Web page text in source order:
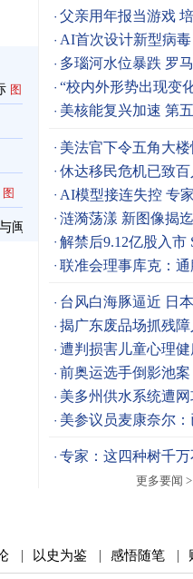
图
图
闽
父亲用年报当游戏
AI首次设计新型病
多瑙河水位暴跌 罗
“校内外形势出现变
美核能复兴加速 第
美法官下令五角大
休达移民危机已致
AI模型接连失控 专
涟漪荡漾 新图像揭
解禁后9.12亿股入市
联准会理事库克：
台风白海豚逼近 日
揭广东废品场抓残
遭判损害儿童心理健
前奥运选手倒影池
美多州供水系统遭
美参议员麦康奈尔
专家：这四种树千
更多要闻 >
| 以史为鉴 | 感悟随笔 |